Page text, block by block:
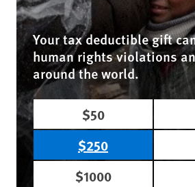
Your tax deductible gift
human rights violations
around the world.
$50
$250
$1000